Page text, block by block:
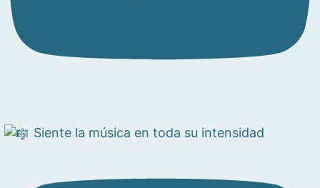
Siente la música en toda su intensidad